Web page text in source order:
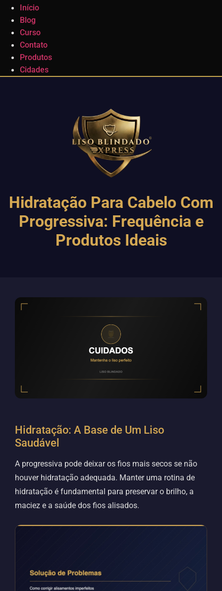
Início
Blog
Curso
Contato
Produtos
Cidades
Hidratação Para Cabelo Com
Progressiva: Frequência e
Produtos Ideais
Hidratação: A Base de Um Liso
Saudável
A progressiva pode deixar os fios mais secos se não
houver hidratação adequada. Manter uma rotina de
hidratação é fundamental para preservar o brilho, a
maciez e a saúde dos fios alisados.